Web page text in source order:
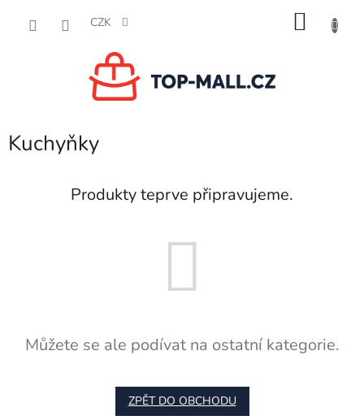
CZK
Kuchyňky
Produkty teprve připravujeme.
Můžete se ale podívat na ostatní kategorie.
ZPĚT DO OBCHODU